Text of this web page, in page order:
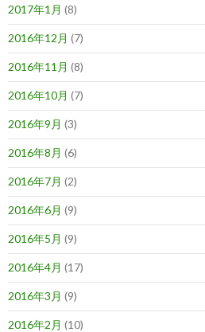
2017年1月 (8)
2016年12月 (7)
2016年11月 (8)
2016年10月 (7)
2016年9月 (3)
2016年8月 (6)
2016年7月 (2)
2016年6月 (9)
2016年5月 (9)
2016年4月 (17)
2016年3月 (9)
2016年2月 (10)